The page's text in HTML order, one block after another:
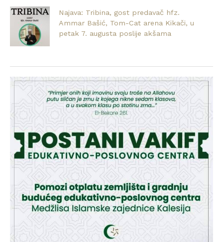
Najava: Tribina, gost predavač hfz.
Ammar Bašić, Tom-Cat arena Kikači, u
petak 7. augusta poslije akšama